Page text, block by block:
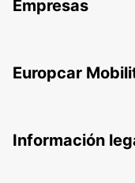
Empresas
Europcar
Información